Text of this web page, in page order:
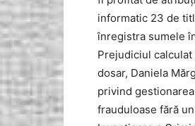
informatic 23 de
înregistra sumele
Prejudiciul
dosar, Daniela
privind
frauduloase fără